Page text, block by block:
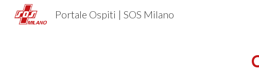
Portale Ospiti | SOS Milano